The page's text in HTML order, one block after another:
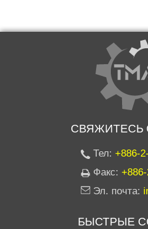
СВЯЖИТЕСЬ
Тел: +886-
Факс:
Эл. почта:
БЫСТРЫЕ